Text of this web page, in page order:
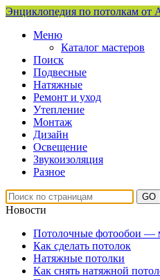
Энциклопедия по потолкам от
Меню
Каталог мастеров
Поиск
Подвесные
Натяжные
Ремонт и уход
Утепление
Монтаж
Дизайн
Освещение
Звукоизоляция
Разное
Новости
Потолочные фотообои —
Как сделать потолок
Натяжные потолки
Как снять натяжной